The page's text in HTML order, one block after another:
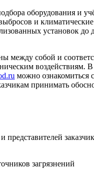
оборудования и
и
установок до
между собой и
воздействиям.
можно ознакомиться
принимать
загрязнений